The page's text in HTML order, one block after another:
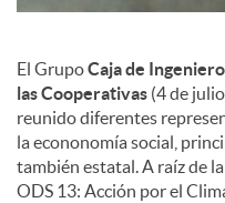
t
e
n
El GrupoCaja de
las Cooperativas (4 de
reunido diferentes
la econonomía social,
también estatal. A raíz de
ODS 13: Acción por el